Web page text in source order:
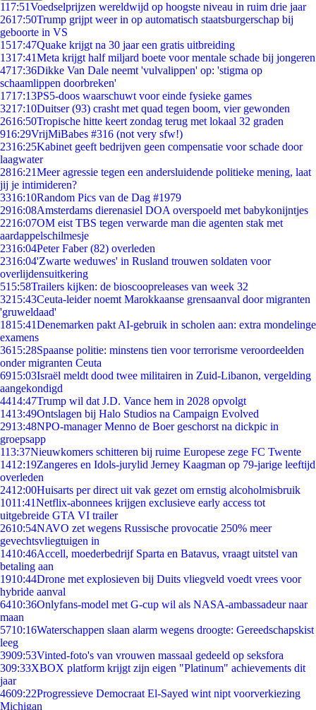
117:51Voedselprijzen wereldwijd op hoogste niveau in ruim drie jaar
2617:50Trump grijpt weer in op automatisch staatsburgerschap bij
geboorte in VS
1517:47Quake krijgt na 30 jaar een gratis uitbreiding
1317:41Meta krijgt half miljard boete voor mentale schade bij jongeren
4717:36Dikke Van Dale neemt 'vulvalippen' op: 'stigma op
schaamlippen doorbreken'
1717:13PS5-doos waarschuwt voor einde fysieke games
3217:10Duitser (93) crasht met quad tegen boom, vier gewonden
2616:50Tropische hitte keert zondag terug met lokaal 32 graden
916:29VrijMiBabes #316 (not very sfw!)
2316:25Kabinet geeft bedrijven geen compensatie voor schade door
laagwater
2816:21Meer agressie tegen een andersluidende politieke mening, laat
jij je intimideren?
3316:10Random Pics van de Dag #1979
2916:08Amsterdams dierenasiel DOA overspoeld met babykonijntjes
2216:07OM eist TBS tegen verwarde man die agenten stak met
aardappelschilmesje
2316:04Peter Faber (82) overleden
2316:04'Zwarte weduwes' in Rusland trouwen soldaten voor
overlijdensuitkering
515:58Trailers kijken: de bioscoopreleases van week 32
3215:43Ceuta-leider noemt Marokkaanse grensaanval door migranten
'gruweldaad'
1815:41Denemarken pakt AI-gebruik in scholen aan: extra mondelinge
examens
3615:28Spaanse politie: minstens tien voor terrorisme veroordeelden
onder migranten Ceuta
6915:03Israël meldt dood twee militairen in Zuid-Libanon, vergelding
aangekondigd
4414:47Trump wil dat J.D. Vance hem in 2028 opvolgt
1413:49Ontslagen bij Halo Studios na Campaign Evolved
2913:48NPO-manager Menno de Boer geschorst na dickpic in
groepsapp
113:37Nieuwkomers schitteren bij ruime Europese zege FC Twente
1412:19Zangeres en Idols-jurylid Jerney Kaagman op 79-jarige leeftijd
overleden
2412:00Huisarts per direct uit vak gezet om ernstig alcoholmisbruik
1011:41Netflix-abonnees krijgen exclusieve early access tot
uitgebreide GTA VI trailer
2610:54NAVO zet wegens Russische provocatie 250% meer
gevechtsvliegtuigen in
1410:46Accell, moederbedrijf Sparta en Batavus, vraagt uitstel van
betaling aan
1910:44Drone met explosieven bij Duits vliegveld voedt vrees voor
hybride aanval
6410:36Onlyfans-model met G-cup wil als NASA-ambassadeur naar
maan
5710:16Waterschappen slaan alarm wegens droogte: Gereedschapskist
leeg
3909:53Vinted-foto's van vrouwen massaal gedeeld op seksfora
309:33XBOX platform krijgt zijn eigen "Platinum" achievements dit
jaar
4609:22Progressieve Democraat El-Sayed wint nipt voorverkiezing
Michigan